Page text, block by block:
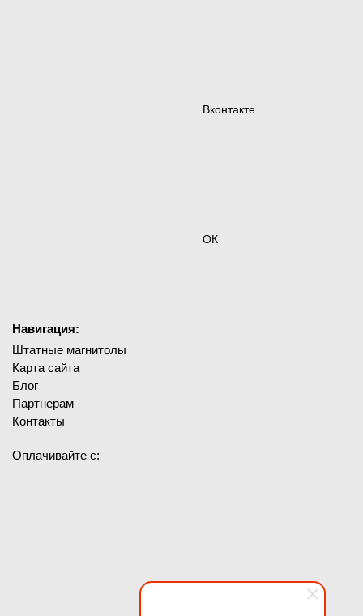
Вконтакте
ОК
Навигация:
Штатные магнитолы
Карта сайта
Блог
Партнерам
Контакты
Оплачивайте с: